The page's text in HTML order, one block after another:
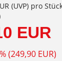
(UVP) pro
EUR
(249,90 EUR)